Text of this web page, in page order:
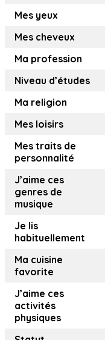
Mes yeux
Mes cheveux
Ma profession
Niveau d’études
Ma religion
Mes loisirs
Mes traits de
personnalité
J’aime ces
genres de
musique
Je lis
habituellement
Ma cuisine
favorite
J’aime ces
activités
physiques